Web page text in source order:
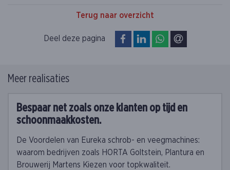
Terug naar overzicht
Deel deze pagina op Facebook
op LinkedInop WhatsApp
Meer realisaties
Bespaar net zoals onze klanten op tijd en
schoonmaakkosten.
De Voordelen van Eureka schrob- en veegmachines:
waarom bedrijven zoals HORTA Goltstein, Plantura en
Brouwerij Martens Kiezen voor topkwaliteit.